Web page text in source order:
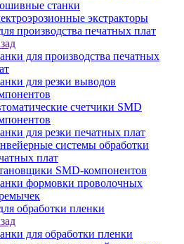
станки
экстракторы
производства печатных плат
для производства печатных
для резки выводов
счетчики SMD
для резки печатных плат
системы обработки
плат
SMD-компонентов
формовки проволочных
обработки пленки
для обработки пленки